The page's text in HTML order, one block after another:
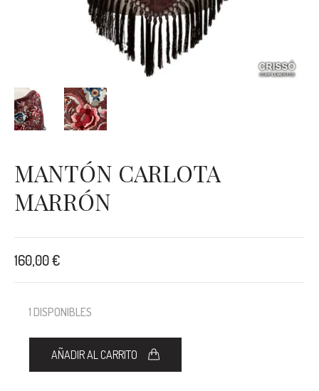
MANTÓN CARLOTA
MARRÓN
160,00€
1 DISPONIBLES
AÑADIR AL CARRITO